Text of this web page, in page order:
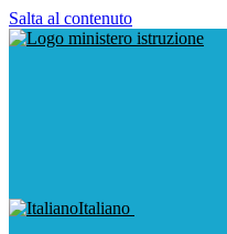
Salta al contenuto
Italiano